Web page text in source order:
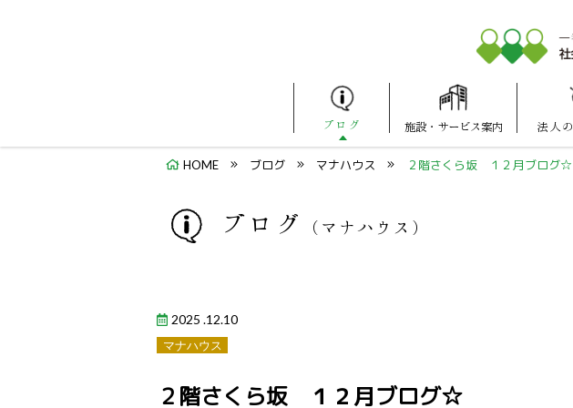
ブログ 施設・ サービス案内
マナハウス
法人の
HOME ブログ マナハウス ２階さくら坂 １２月ブログ☆
ブログ （マナハウス）
2025 .12.10
マナハウス
２階さくら坂 １２月ブログ☆